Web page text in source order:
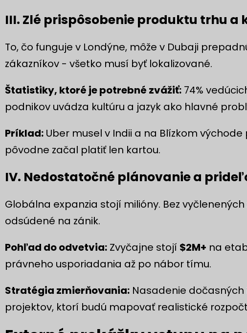
III. Zlé prispôsobenie produktu trhu a
To, čo funguje v Londýne, môže v Dubaji
zákazníkov - všetko musí byť lokalizované.
Štatistiky, ktoré je potrebné zvážiť: 74%
podnikov uvádza kultúru a jazyk ako hlavné
Príklad: Uber musel v Indii a na Blízkom
pôvodne začal platiť len kartou.
IV. Nedostatočné plánovanie a
Globálna expanzia stojí milióny. Bez
odsúdené na zánik.
Pohľad do odvetvia: Zvyčajne stojí $2M+ na
právneho usporiadania až po nábor tímu.
Stratégia zmierňovania: Nasadenie
projektov, ktorí budú mapovať realistické